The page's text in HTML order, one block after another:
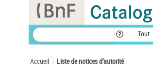
Tout
Accueil Liste de notices d’autorité
Panneau de gestion des cookies